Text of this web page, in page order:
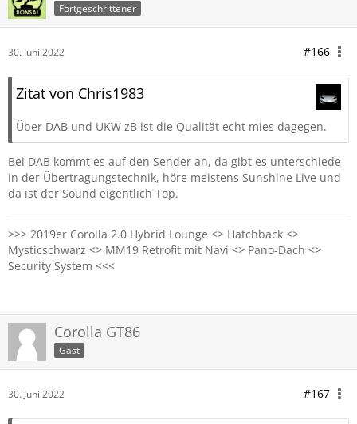
Fortgeschrittener
30. Juni 2022 #166
Zitat von Chris1983
Über DAB und UKW zB ist die Qualität echt mies dagegen.
Bei DAB kommt es auf den Sender an, da gibt es unterschiede
in der Übertragungstechnik, höre meistens Sunshine Live und
da ist der Sound eigentlich Top.
>>> 2019er Corolla 2.0 Hybrid Lounge <> Hatchback <>
Mysticschwarz <> MM19 Retrofit mit Navi <> Pano-Dach <>
Security System <<<
Corolla GT86
Gast
30. Juni 2022 #167